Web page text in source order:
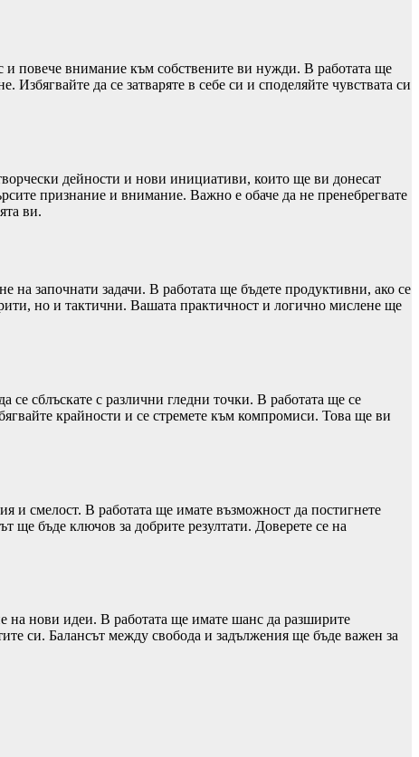
повече внимание към собствените ви нужди. В работата ще
да се затваряте в себе си и споделяйте чувствата си
дейности и нови инициативи, които ще ви донесат
признание и внимание. Важно е обаче да не пренебрегвате
ви.
започнати задачи. В работата ще бъдете продуктивни, ако се
но и тактични. Вашата практичност и логично мислене ще
сблъскате с различни гледни точки. В работата ще се
крайности и се стремете към компромиси. Това ще ви
и смелост. В работата ще имате възможност да постигнете
ще бъде ключов за добрите резултати. Доверете се на
на нови идеи. В работата ще имате шанс да разширите
си. Балансът между свобода и задължения ще бъде важен за